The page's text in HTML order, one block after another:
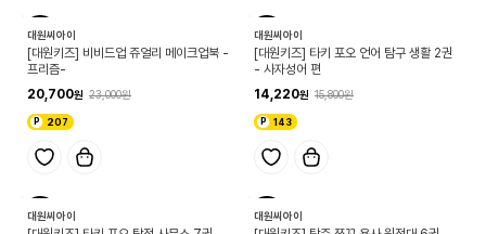
10
대원씨아이
[대원키즈] 비비드업 쥬얼리 메이크업북 -
프리즘-
20,700
23,000
207
10
대원씨아이
[대원키즈] 타키 포오 언어 탐구 생활 2권
- 사자성어 편
14,220
15,800
143
10
대원씨아이 10
대원씨아이